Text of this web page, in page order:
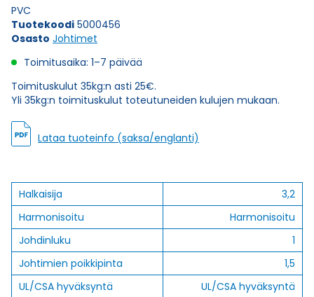
määrä
PVC
Tuotekoodi 5000456
Osasto Johtimet
Toimitusaika: 1–7 päivää
Toimituskulut 35kg:n asti 25€.
Yli 35kg:n toimituskulut toteutuneiden kulujen mukaan.
Lataa tuoteinfo (saksa/englanti)
Halkaisija
3,2
Harmonisoitu
Harmonisoitu
Johdinluku
1
Johtimien poikkipinta
1,5
UL/CSA hyväksyntä
UL/CSA hyväksyntä